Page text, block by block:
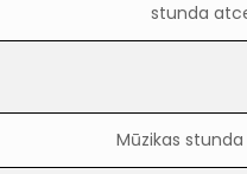
stunda
Mūzikas